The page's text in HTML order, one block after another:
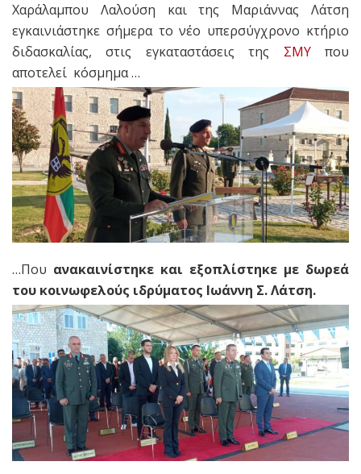
Χαράλαμπου Λαλούση και της Μαριάννας Λάτση
εγκαινιάστηκε σήμερα το νέο υπερσύγχρονο κτήριο
διδασκαλίας, στις εγκαταστάσεις της ΣΜΥπου
αποτελεί κόσμημα …
…Που ανακαινίστηκε και εξοπλίστηκε με δωρεά
του κοινωφελούς ιδρύματος Ιωάννη Σ. Λάτση.